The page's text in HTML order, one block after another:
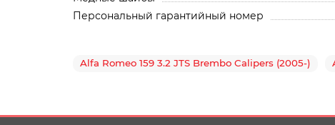
Персональный гарантийный номер
Alfa Romeo 159 3.2 JTS Brembo Calipers (2005-)